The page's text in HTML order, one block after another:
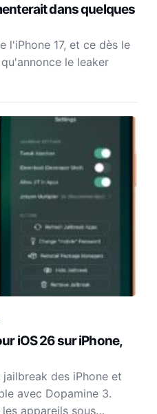
dans quelques
l'iPhone 17, et ce dès le
le leaker
iOS 26 sur iPhone,
des iPhone et
avec Dopamine 3.
appareils sous…